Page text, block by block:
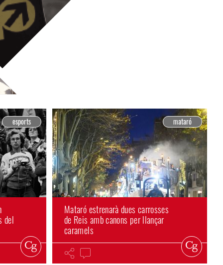
esports
del
mataró
Mataró estrenarà dues carrosses
de Reis amb canons per llançar
caramels